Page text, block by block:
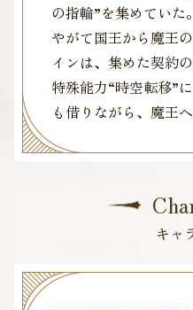
の指輪”を集めていた。
やがて国王から魔王
インは、集めた契約
特殊能力“時空転移”
も借りながら、魔王
キャ